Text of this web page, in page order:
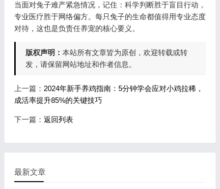
当面对兔子难产紧急情况，记住：科学判断胜于盲目行动，
专业医疗胜于网络偏方。每只兔子的生命都值得用专业态度
对待，这也是负责任养宠的核心要义。
版权声明： 本站所有文章皆为原创，欢迎转载或转
发，请保留网站地址和作者信息。
上一篇： 2024年新手养鸡指南：5分钟学会应对小鸡拉稀，
成活率提升85%的关键技巧
下一篇： 返回列表
最新文章